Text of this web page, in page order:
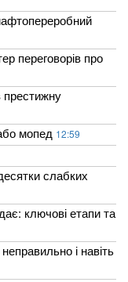
переговорів про
престижну
мопед 12:59
слабких
ключові етапи та
і навіть